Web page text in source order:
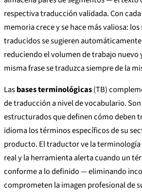
respectiva traducción validada. Con
memoria crece y se hace más valiosa:
traducidos se sugieren
reduciendo el volumen de trabajo nuevo
misma frase se traduzca siempre de la
Lasbases terminológicas(TB)
de traducción a nivel de vocabulario.
estructurados que definen cómo deben
idioma los términos específicos de su
producto. El traductor ve la
real y la herramienta alerta cuando un
conforme a lo definido — eliminando
comprometen la imagen profesional de